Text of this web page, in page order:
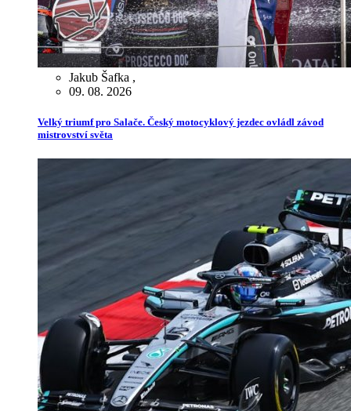
Jakub Šafka ,
09. 08. 2026
Velký triumf pro Salače. Český motocyklový jezdec ovládl závod
mistrovství světa